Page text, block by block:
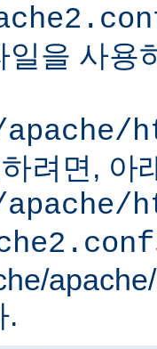
일을 사용
려면, 아
.